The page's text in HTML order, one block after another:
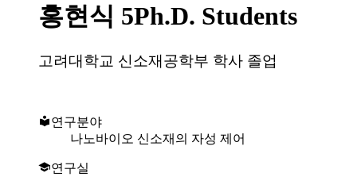
홍현식 5Ph.D. Students
고려대학교 신소재공학부 학사 졸업
연구분야
나노바이오 신소재의 자성 제어
연구실